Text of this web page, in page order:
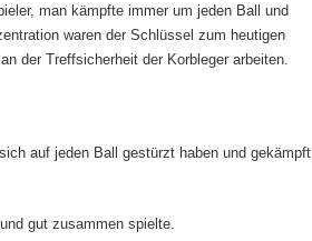
man kämpfte immer um jeden Ball und
waren der Schlüssel zum heutigen
der Treffsicherheit der Korbleger arbeiten.
auf jeden Ball gestürzt haben und gekämpft
gut zusammen spielte.